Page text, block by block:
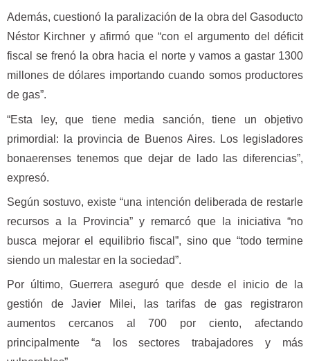
Además, cuestionó la paralización de la obra del Gasoducto
Néstor Kirchner y afirmó que “con el argumento del déficit
fiscal se frenó la obra hacia el norte y vamos a gastar 1300
millones de dólares importando cuando somos productores
de gas”.
“Esta ley, que tiene media sanción, tiene un objetivo
primordial: la provincia de Buenos Aires. Los legisladores
bonaerenses tenemos que dejar de lado las diferencias”,
expresó.
Según sostuvo, existe “una intención deliberada de restarle
recursos a la Provincia” y remarcó que la iniciativa “no
busca mejorar el equilibrio fiscal”, sino que “todo termine
siendo un malestar en la sociedad”.
Por último, Guerrera aseguró que desde el inicio de la
gestión de Javier Milei, las tarifas de gas registraron
aumentos cercanos al 700 por ciento, afectando
principalmente “a los sectores trabajadores y más